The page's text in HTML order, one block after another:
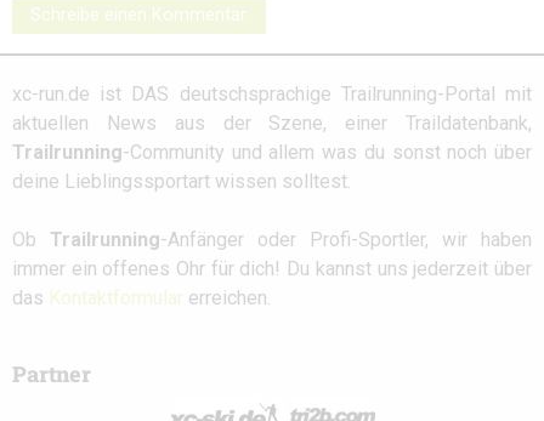
Schreibe einen Kommentar
xc-run.de ist DAS deutschsprachige Trailrunning-Portal mit
aktuellen News aus der Szene, einer Traildatenbank,
Trailrunning-Community und allem was du sonst noch über
deine Lieblingssportart wissen solltest.
Ob Trailrunning-Anfänger oder Profi-Sportler, wir haben
immer ein offenes Ohr für dich! Du kannst uns jederzeit über
das Kontaktformular erreichen.
Partner